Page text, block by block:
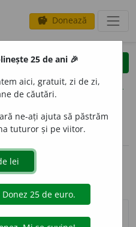
savings Donează
clear
opțiuni
(7)
25 de ani 🎉
aici, gratuit, zi de zi,
de căutări.
ne-ați ajuta să păstrăm
tuturor și pe viitor.